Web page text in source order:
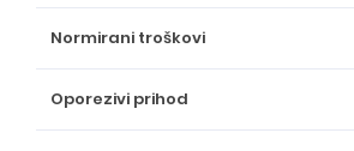
Normirani troškovi
Oporezivi prihod